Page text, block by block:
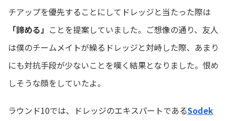
チアップを優先することにしてドレッジと当たった際は
「諦める」 ことを提案していました。ご想像の通り、友人
は僕のチームメイトが繰るドレッジと対峙した際、あまり
にも対抗手段が少ないことを嘆く結果となりました。恨め
しそうな顔をしていたよ。
ラウンド10では、ドレッジのエキスパートであるSodek